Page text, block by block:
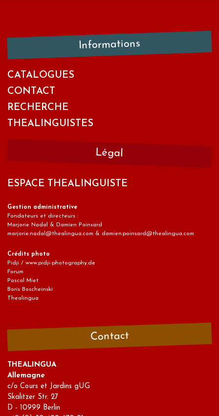
Informations
CATALOGUES
CONTACT
RECHERCHE
THEALINGUISTES
Légal
ESPACE THEALINGUISTE
Gestion administrative
Fondateurs et directeurs :
Marjorie Nadal & Damien Poinsard
marjorie.nadal@thealingua.com & damien.poinsard@thealingua.com
Crédits photo
Pidji / www.pidji-photography.de
Forum
Pascal Miet
Boris Boscheinski
Thealingua
Contact
THEALINGUA
Allemagne
c/o Cours et Jardins gUG
Skalitzer Str. 27
D - 10999 Berlin